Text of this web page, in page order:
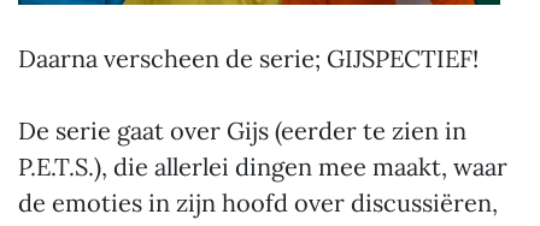
Daarna verscheen de serie; GIJSPECTIEF!
De serie gaat over Gijs (eerder te zien in
P.E.T.S.), die allerlei dingen mee maakt, waar
de emoties in zijn hoofd over discussiëren,